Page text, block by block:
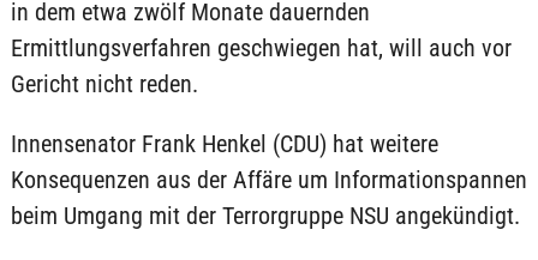
in dem etwa zwölf Monate dauernden
Ermittlungsverfahren geschwiegen hat, will auch vor
Gericht nicht reden.
Innensenator Frank Henkel (CDU) hat weitere
Konsequenzen aus der Affäre um Informationspannen
beim Umgang mit der Terrorgruppe NSU angekündigt.